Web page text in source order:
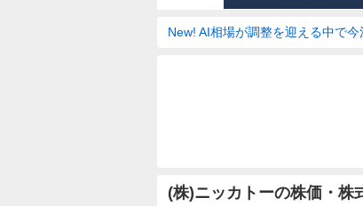
New! AI相場が調整を迎える中で
(株)ニッカトーの株価・株
価